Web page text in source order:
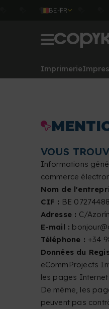
BE-FR
Imprimerie
VOUS
Informations
commerce
Nom de
CIF : BE
Adresse : C/
E-mail :
Téléphone : +34
Données du
eCommProjects
les pages
De même, les
peuvent pas